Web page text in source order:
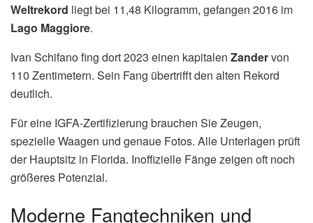
Weltrekord liegt bei 11,48 Kilogramm, gefangen 2016 im
Lago Maggiore.
Ivan Schifano fing dort 2023 einen kapitalen Zandervon
110 Zentimetern. Sein Fang übertrifft den alten Rekord
deutlich.
Für eine IGFA-Zertifizierung brauchen Sie Zeugen,
spezielle Waagen und genaue Fotos. Alle Unterlagen prüft
der Hauptsitz in Florida. Inoffizielle Fänge zeigen oft noch
größeres Potenzial.
Moderne Fangtechniken und